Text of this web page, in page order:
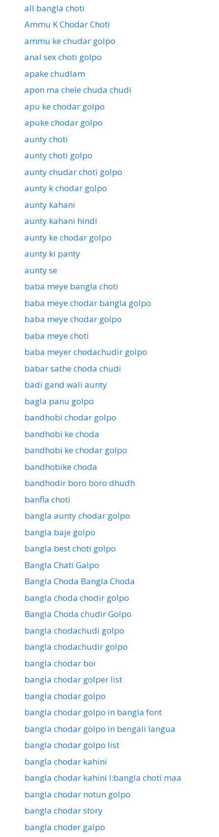
all bangla choti
Ammu K Chodar Choti
ammu ke chudar golpo
anal sex choti golpo
apake chudlam
apon ma chele chuda chudi
apu ke chodar golpo
apuke chodar golpo
aunty choti
aunty choti golpo
aunty chudar choti golpo
aunty k chodar golpo
aunty kahani
aunty kahani hindi
aunty ke chodar golpo
aunty ki panty
aunty se
baba meye bangla choti
baba meye chodar bangla golpo
baba meye chodar golpo
baba meye choti
baba meyer chodachudir golpo
babar sathe choda chudi
badi gand wali aunty
bagla panu golpo
bandhobi chodar golpo
bandhobi ke choda
bandhobi ke chodar golpo
bandhobike choda
bandhodir boro boro dhudh
banfla choti
bangla aunty chodar golpo
bangla baje golpo
bangla best choti golpo
Bangla Chati Galpo
Bangla Choda Bangla Choda
bangla choda chodir golpo
Bangla Choda chudir Golpo
bangla chodachudi golpo
bangla chodachudir golpo
bangla chodar boi
bangla chodar golper list
bangla chodar golpo
bangla chodar golpo in bangla font
bangla chodar golpo in bengali langua
bangla chodar golpo list
bangla chodar kahini
bangla chodar kahini l:bangla choti maa
bangla chodar notun golpo
bangla chodar story
bangla choder galpo